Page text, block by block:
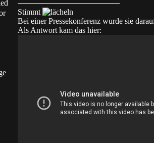
Stimmt
Bei einer Pressekonferenz wurde sie
Als Antwort kam das hier: